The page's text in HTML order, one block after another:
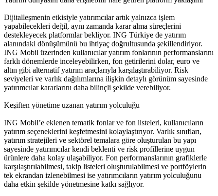
Dijitalleşmenin etkisiyle yatırımcılar artık yalnızca işlem
yapabilecekleri değil, aynı zamanda karar alma süreçlerini
destekleyecek platformlar bekliyor. ING Türkiye de yatırım
alanındaki dönüşümünü bu ihtiyaç doğrultusunda şekillendiriyor.
ING Mobil üzerinden kullanıcılar yatırım fonlarının performanslarını
farklı dönemlerde inceleyebilirken, fon getirilerini dolar, euro ve
altın gibi alternatif yatırım araçlarıyla karşılaştırabiliyor. Risk
seviyeleri ve varlık dağılımlarına ilişkin detaylı görünüm sayesinde
yatırımcılar kararlarını daha bilinçli şekilde verebiliyor.
Keşiften yönetime uzanan yatırım yolculuğu
ING Mobil’e eklenen tematik fonlar ve fon listeleri, kullanıcıların
yatırım seçeneklerini keşfetmesini kolaylaştırıyor. Varlık sınıfları,
yatırım stratejileri ve sektörel temalara göre oluşturulan bu yapı
sayesinde yatırımcılar kendi beklenti ve risk profillerine uygun
ürünlere daha kolay ulaşabiliyor. Fon performanslarının grafiklerle
karşılaştırılabilmesi, takip listeleri oluşturulabilmesi ve portföylerin
tek ekrandan izlenebilmesi ise yatırımcıların yatırım yolculuğunu
daha etkin şekilde yönetmesine katkı sağlıyor.